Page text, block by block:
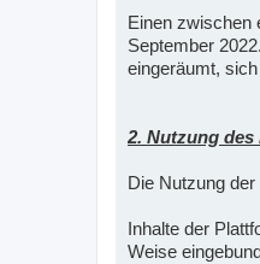
Einen zwischen
September
eingeräumt,
2. Nutzung
Die Nutzung
Inhalte der
Weise